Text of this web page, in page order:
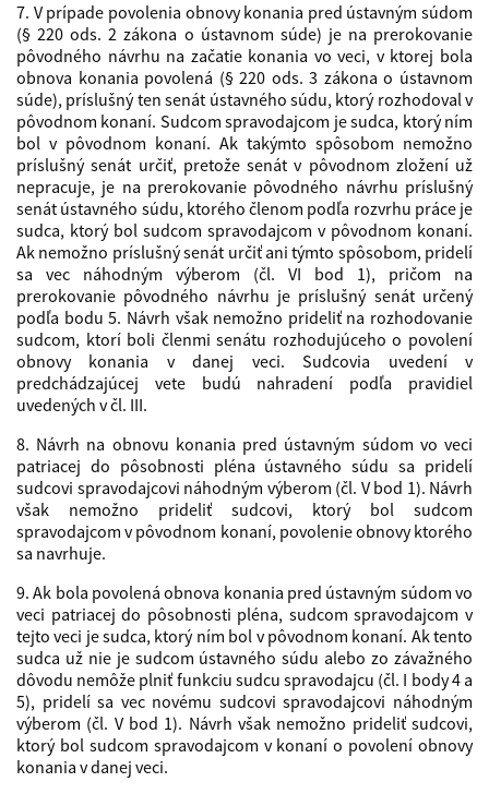
7. V prípade povolenia obnovy konania pred ústavným súdom
(§ 220 ods. 2 zákona o ústavnom súde) je na prerokovanie
pôvodného návrhu na začatie konania vo veci, v ktorej bola
obnova konania povolená (§ 220 ods. 3 zákona o ústavnom
súde), príslušný ten senát ústavného súdu, ktorý rozhodoval v
pôvodnom konaní. Sudcom spravodajcom je sudca, ktorý ním
bol v pôvodnom konaní. Ak takýmto spôsobom nemožno
príslušný senát určiť, pretože senát v pôvodnom zložení už
nepracuje, je na prerokovanie pôvodného návrhu príslušný
senát ústavného súdu, ktorého členom podľa rozvrhu práce je
sudca, ktorý bol sudcom spravodajcom v pôvodnom konaní.
Ak nemožno príslušný senát určiť ani týmto spôsobom, pridelí
sa vec náhodným výberom (čl. VI bod 1), pričom na
prerokovanie pôvodného návrhu je príslušný senát určený
podľa bodu 5. Návrh však nemožno prideliť na rozhodovanie
sudcom, ktorí boli členmi senátu rozhodujúceho o povolení
obnovy konania v danej veci. Sudcovia uvedení v
predchádzajúcej vete budú nahradení podľa pravidiel
uvedených v čl. III.
8. Návrh na obnovu konania pred ústavným súdom vo veci
patriacej do pôsobnosti pléna ústavného súdu sa pridelí
sudcovi spravodajcovi náhodným výberom (čl. V bod 1). Návrh
však nemožno prideliť sudcovi, ktorý bol sudcom
spravodajcom v pôvodnom konaní, povolenie obnovy ktorého
sa navrhuje.
9. Ak bola povolená obnova konania pred ústavným súdom vo
veci patriacej do pôsobnosti pléna, sudcom spravodajcom v
tejto veci je sudca, ktorý ním bol v pôvodnom konaní. Ak tento
sudca už nie je sudcom ústavného súdu alebo zo závažného
dôvodu nemôže plniť funkciu sudcu spravodajcu (čl. I body 4 a
5), pridelí sa vec novému sudcovi spravodajcovi náhodným
výberom (čl. V bod 1). Návrh však nemožno prideliť sudcovi,
ktorý bol sudcom spravodajcom v konaní o povolení obnovy
konania v danej veci.